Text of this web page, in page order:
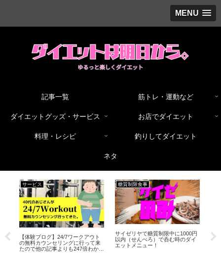
MENU
記事一覧 筋トレ・運動など
ダイエットグッズ・サービス お店でダイエット
料理・レシピ 釣りしてダイエット
ネタ
お店でダイエット
すき家の『低糖質ロカボ牛ビビン
麺』を食べてみた感想（レビュ
ー）I ate at a Japanese sukiya
ネタ
【災害時の袋のラーメンの食べ
方】水も火もない時に一瞬で簡単
に食べる方法。※非常食として備